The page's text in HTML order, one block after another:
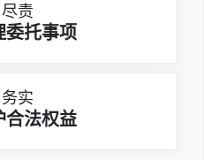
尽责
委托事项
务实
合法权益